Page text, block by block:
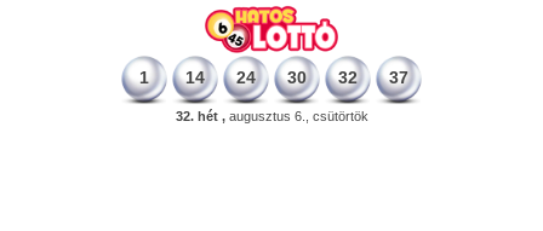
1 14 24 30 32 37
32. hét ,augusztus 6., csütörtök